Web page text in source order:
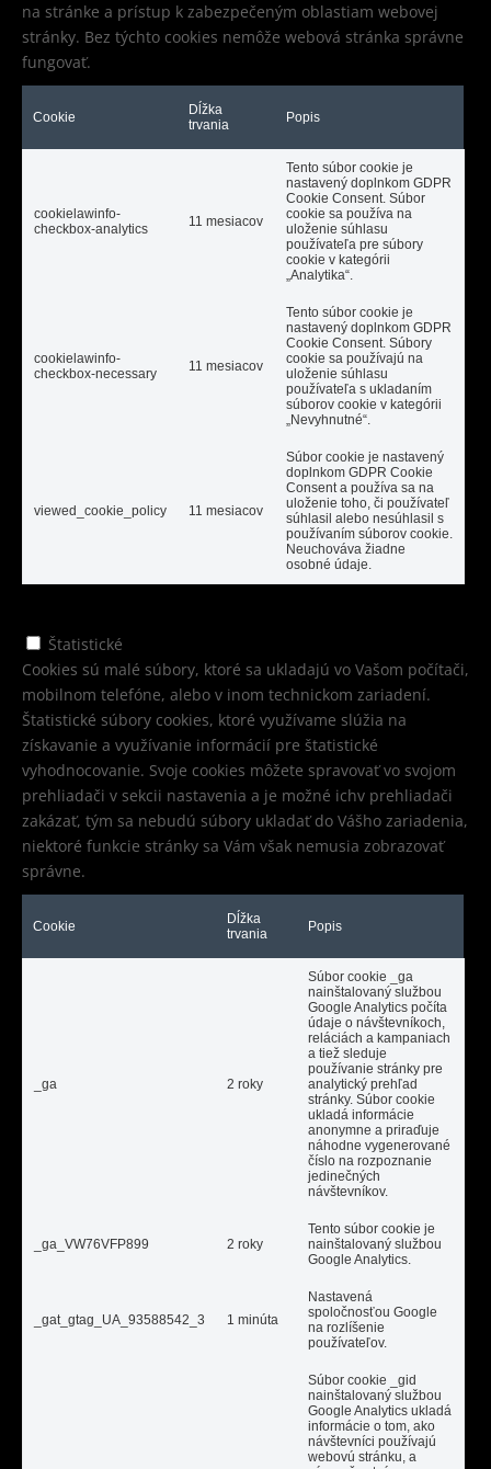
na stránke a prístup k zabezpečeným oblastiam webovej
stránky. Bez týchto cookies nemôže webová stránka správne
fungovať.
Cookie
Dĺžka
trvania
Popis
cookielawinfo-
checkbox-analytics
11 mesiacov
Tento súbor cookie je
nastavený doplnkom GDPR
Cookie Consent. Súbor
cookie sa používa na
uloženie súhlasu
používateľa pre súbory
cookie v kategórii
„Analytika“.
cookielawinfo-
checkbox-necessary
11 mesiacov
Tento súbor cookie je
nastavený doplnkom GDPR
Cookie Consent. Súbory
cookie sa používajú na
uloženie súhlasu
používateľa s ukladaním
súborov cookie v kategórii
„Nevyhnutné“.
viewed_cookie_policy 11 mesiacov
Súbor cookie je nastavený
doplnkom GDPR Cookie
Consent a používa sa na
uloženie toho, či používateľ
súhlasil alebo nesúhlasil s
používaním súborov cookie.
Neuchováva žiadne
osobné údaje.
Štatistické
Cookies sú malé súbory, ktoré sa ukladajú vo Vašom počítači,
mobilnom telefóne, alebo v inom technickom zariadení.
Štatistické súbory cookies, ktoré využívame slúžia na
získavanie a využívanie informácií pre štatistické
vyhodnocovanie. Svoje cookies môžete spravovať vo svojom
prehliadači v sekcii nastavenia a je možné ichv prehliadači
zakázať, tým sa nebudú súbory ukladať do Vášho zariadenia,
niektoré funkcie stránky sa Vám však nemusia zobrazovať
správne.
Cookie
Dĺžka
trvania
Popis
_ga 2 roky
Súbor cookie _ga
nainštalovaný službou
Google Analytics počíta
údaje o návštevníkoch,
reláciách a kampaniach
a tiež sleduje
používanie stránky pre
analytický prehľad
stránky. Súbor cookie
ukladá informácie
anonymne a priraďuje
náhodne vygenerované
číslo na rozpoznanie
jedinečných
návštevníkov.
_ga_VW76VFP899 2 roky
Tento súbor cookie je
nainštalovaný službou
Google Analytics.
_gat_gtag_UA_93588542_3 1 minúta
Nastavená
spoločnosťou Google
na rozlíšenie
používateľov.
Súbor cookie _gid
nainštalovaný službou
Google Analytics ukladá
informácie o tom, ako
návštevníci používajú
webovú stránku, a